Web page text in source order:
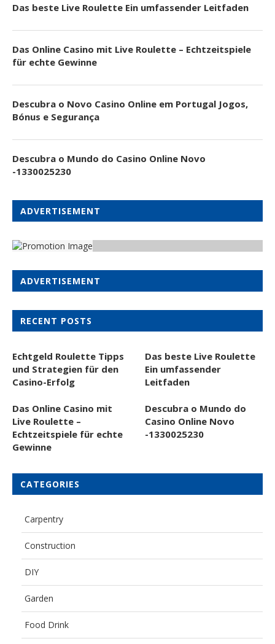
Das beste Live Roulette Ein umfassender Leitfaden
Das Online Casino mit Live Roulette – Echtzeitspiele
für echte Gewinne
Descubra o Novo Casino Online em Portugal Jogos,
Bónus e Segurança
Descubra o Mundo do Casino Online Novo
-1330025230
ADVERTISEMENT
ADVERTISEMENT
RECENT POSTS
Echtgeld Roulette Tipps
und Strategien für den
Casino-Erfolg
Das beste Live Roulette
Ein umfassender
Leitfaden
Das Online Casino mit
Live Roulette –
Echtzeitspiele für echte
Gewinne
Descubra o Mundo do
Casino Online Novo
-1330025230
CATEGORIES
Carpentry
Construction
DIY
Garden
Food Drink